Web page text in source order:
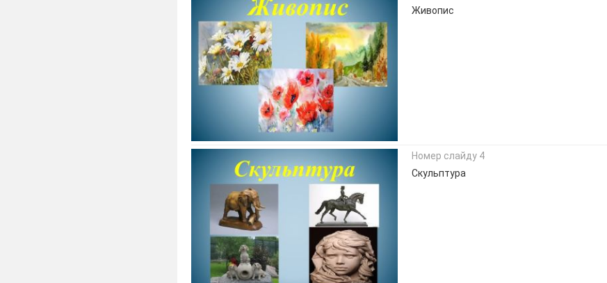
Живопис
Номер слайду 4
Скульптура